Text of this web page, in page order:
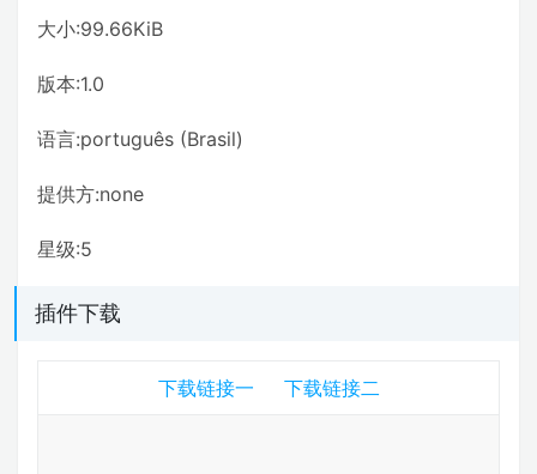
大小:99.66KiB
版本:1.0
语言:português (Brasil)
提供方:none
星级:5
插件下载
下载链接一 下载链接二